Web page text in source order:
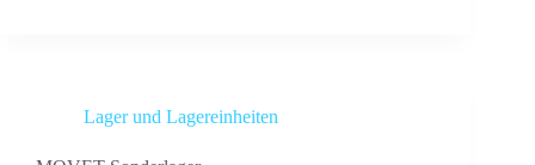
Lager und Lagereinheiten